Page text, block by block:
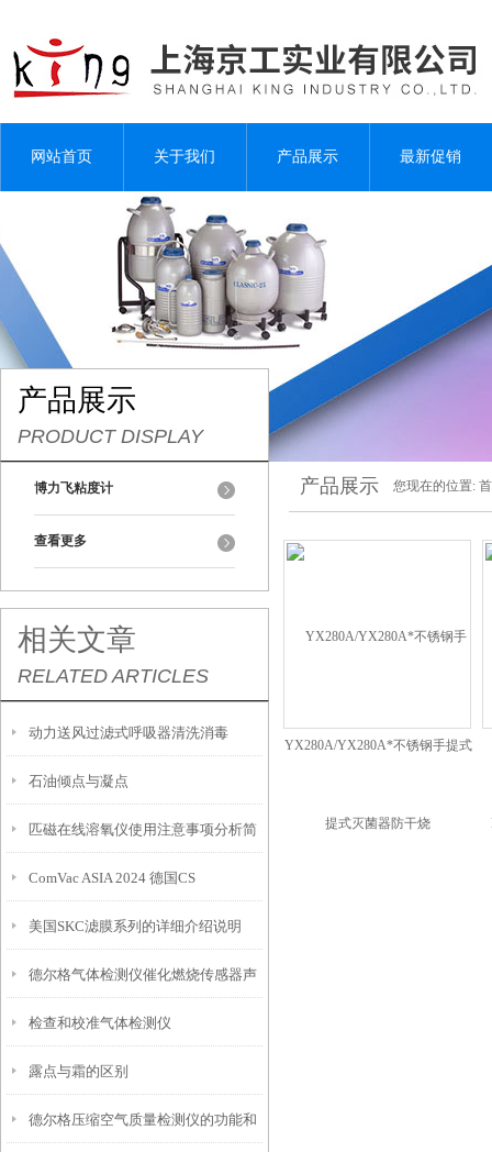
网站首页 关于我们 产品展示 最新促销
产品展示
PRODUCT DISPLAY
博力飞粘度计
查看更多
相关文章
RELATED ARTICLES
动力送风过滤式呼吸器清洗消毒
石油倾点与凝点
匹磁在线溶氧仪使用注意事项分析简
述
ComVac ASIA 2024 德国CS
Instruments携新品AS3等参展
美国SKC滤膜系列的详细介绍说明
德尔格气体检测仪催化燃烧传感器声
明
检查和校准气体检测仪
露点与霜的区别
德尔格压缩空气质量检测仪的功能和
产品展示 您现在的位置:
YX280A/YX280A*不锈钢手提式